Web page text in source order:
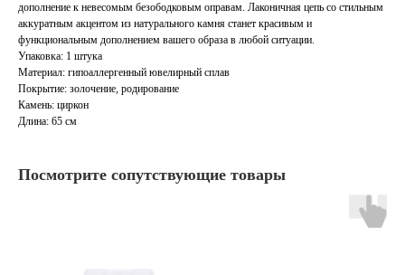
дополнение к невесомым безободковым оправам. Лаконичная цепь со стильным
аккуратным акцентом из натурального камня станет красивым и
функциональным дополнением вашего образа в любой ситуации.
Упаковка: 1 штука
Материал: гипоаллергенный ювелирный сплав
Покрытие: золочение, родирование
Камень: циркон
Длина: 65 см
Посмотрите сопутствующие товары